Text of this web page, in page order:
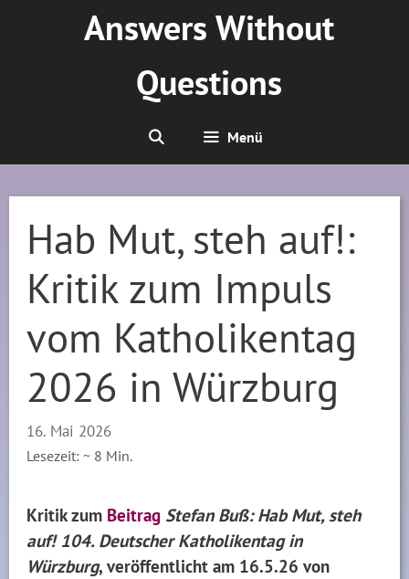
Answers Without
Questions
Menü
Hab Mut, steh auf!:
Kritik zum Impuls
vom Katholikentag
2026 in Würzburg
16. Mai 2026
Lesezeit: ~ 8 Min.
Kritik zum Beitrag Stefan Buß: Hab Mut, steh
auf! 104. Deutscher Katholikentag in
Würzburg, veröffentlicht am 16.5.26 von